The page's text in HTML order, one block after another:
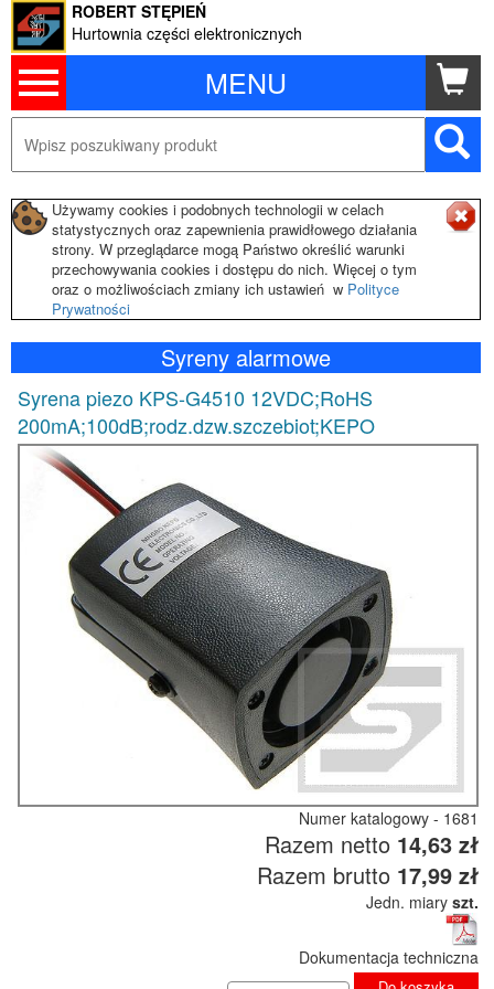
MENU
ROBERT STĘPIEŃ
Hurtownia części elektronicznych
Używamy cookies i podobnych technologii w celach
statystycznych oraz zapewnienia prawidłowego działania
strony. W przeglądarce mogą Państwo określić warunki
przechowywania cookies i dostępu do nich. Więcej o tym
oraz o możliwościach zmiany ich ustawień w Polityce
Prywatności
Syreny alarmowe
Syrena piezo KPS-G4510 12VDC;RoHS
200mA;100dB;rodz.dzw.szczebiot;KEPO
Numer katalogowy - 1681
Razem netto 14,63 zł
Razem brutto 17,99 zł
Jedn. miary szt.
Dokumentacja techniczna